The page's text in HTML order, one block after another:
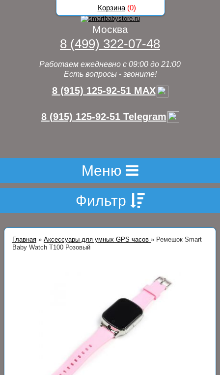
Москва
8 (499) 322-07-48
Работаем ежедневно с 09:00 до 21:00
Есть вопросы - звоните!
8 (915) 125-92-51 MAX
8 (915) 125-92-51 Telegram
Меню
Фильтр
Главная » Аксессуары для умных GPS часов » Ремешок Smart
Baby Watch T100 Розовый
Корзина(0)